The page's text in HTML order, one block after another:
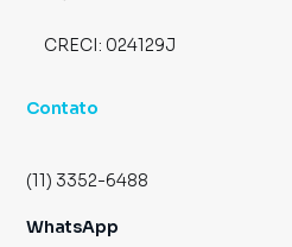
CRECI: 024129J
Contato
(11) 3352-6488
WhatsApp